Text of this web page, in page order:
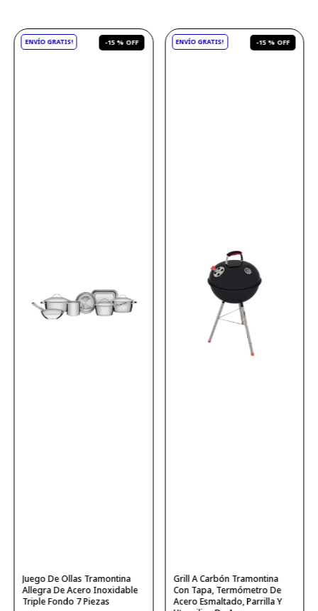
-15 %
Juego De Ollas Tramontina
Allegra De Acero Inoxidable
Triple Fondo 7 Piezas
-15 %
Grill A Carbón Tramontina
Con Tapa, Termómetro De
Acero Esmaltado, Parrilla Y